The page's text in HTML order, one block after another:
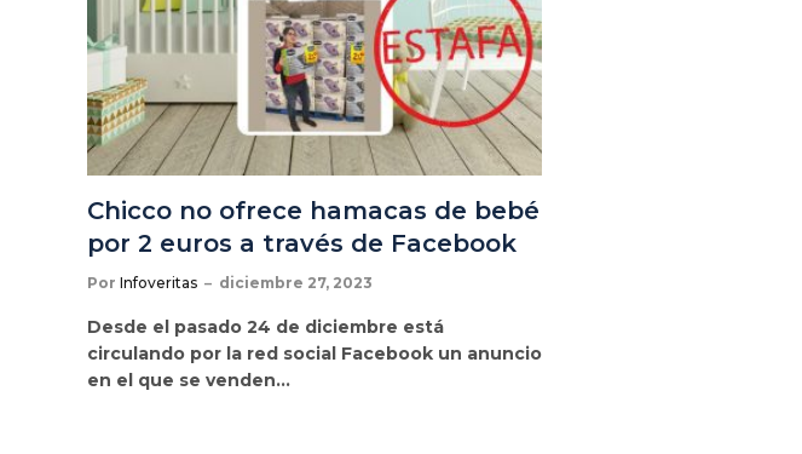
Chicco no ofrece hamacas de bebé
por 2 euros a través de Facebook
Por Infoveritas diciembre 27, 2023
Desde el pasado 24 de diciembre está
circulando por la red social Facebook un anuncio
en el que se venden…